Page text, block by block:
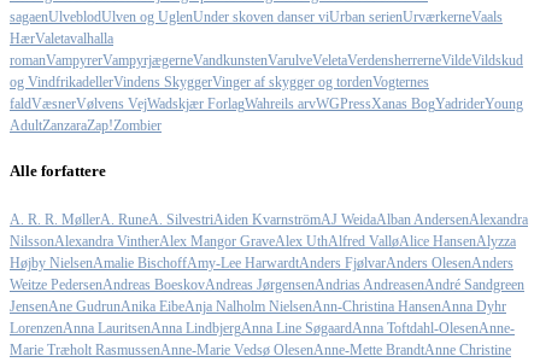
sagaenUlveblodUlven og UglenUnder skoven danser viUrban serienUrværkerneVaals
HærValetavalhalla
romanVampyrerVampyrjægerneVandkunstenVarulveVeletaVerdensherrerneVildeVildskud
og VindfrikadellerVindens SkyggerVinger af skygger og tordenVogternes
faldVæsnerVølvens VejWadskjær ForlagWahreils arvWGPressXanas BogYadriderYoung
AdultZanzaraZap!Zombier
Alle forfattere
A. R. R. MøllerA. RuneA. SilvestriAiden KvarnströmAJ WeidaAlban AndersenAlexandra
NilssonAlexandra VintherAlex Mangor GraveAlex UthAlfred ValløAlice HansenAlyzza
Højby NielsenAmalie BischoffAmy-Lee HarwardtAnders FjølvarAnders OlesenAnders
Weitze PedersenAndreas BoeskovAndreas JørgensenAndrias AndreasenAndré Sandgreen
JensenAne GudrunAnika EibeAnja Nalholm NielsenAnn-Christina HansenAnna Dyhr
LorenzenAnna LauritsenAnna LindbjergAnna Line SøgaardAnna Toftdahl-OlesenAnne-
Marie Træholt RasmussenAnne-Marie Vedsø OlesenAnne-Mette BrandtAnne Christine